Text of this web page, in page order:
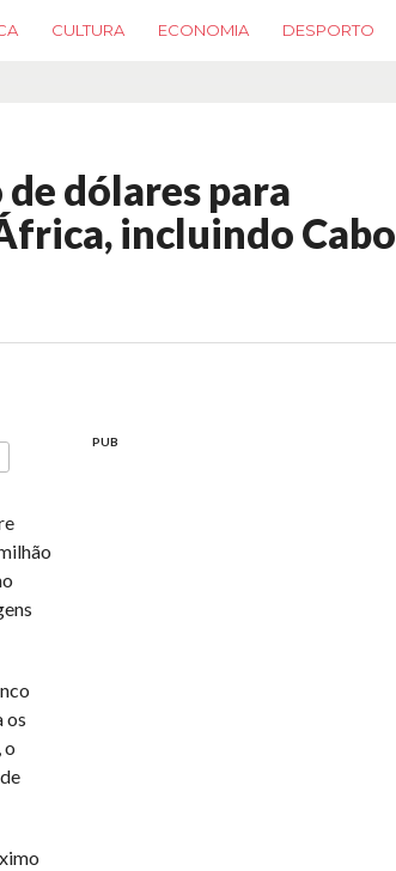
CULTURA ECONOMIA DESPORTO
dólares para
incluindo Cabo
os
o
PUB